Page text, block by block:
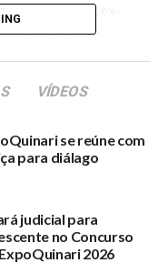
Gomes, ex-
o bairro Edilo
entregues
QUE-FORAM-
MAIA
VÍDEOS
se reúne com
para diálago
judicial para
no Concurso
2026